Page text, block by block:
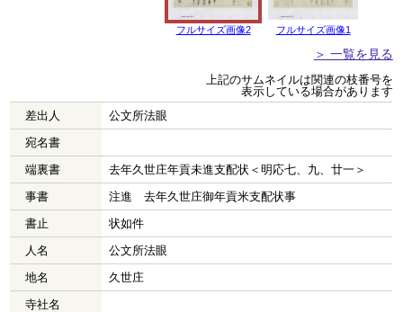
フルサイズ画像2 フルサイズ画像1
＞ 一覧を見る
上記のサムネイルは関連の枝番号を
表示している場合があります
差出人
公文所法眼
宛名書
端裏書
去年久世庄年貢未進支配状＜明応七、九、廿一＞
事書
注進 去年久世庄御年貢米支配状事
書止
状如件
人名
公文所法眼
地名
久世庄
寺社名